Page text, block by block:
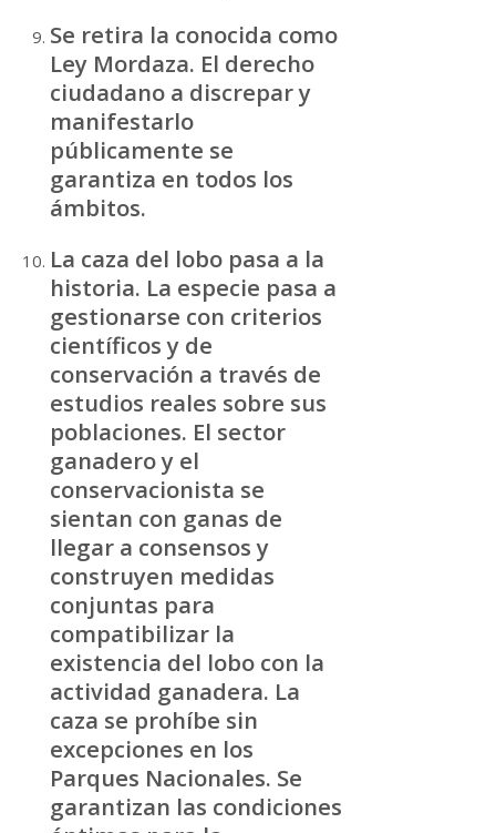
Se retira la conocida como
Ley Mordaza. El derecho
ciudadano a discrepar y
manifestarlo
públicamente se
garantiza en todos los
ámbitos.
La caza del lobo pasa a la
historia. La especie pasa a
gestionarse con criterios
científicos y de
conservación a través de
estudios reales sobre sus
poblaciones. El sector
ganadero y el
conservacionista se
sientan con ganas de
llegar a consensos y
construyen medidas
conjuntas para
compatibilizar la
existencia del lobo con la
actividad ganadera. La
caza se prohíbe sin
excepciones en los
Parques Nacionales. Se
garantizan las condiciones